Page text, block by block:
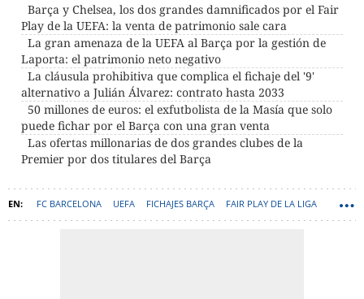
Barça y Chelsea, los dos grandes damnificados por el Fair
Play de la UEFA: la venta de patrimonio sale cara
La gran amenaza de la UEFA al Barça por la gestión de
Laporta: el patrimonio neto negativo
La cláusula prohibitiva que complica el fichaje del '9'
alternativo a Julián Álvarez: contrato hasta 2033
50 millones de euros: el exfutbolista de la Masía que solo
puede fichar por el Barça con una gran venta
Las ofertas millonarias de dos grandes clubes de la
Premier por dos titulares del Barça
FC BARCELONA UEFA FICHAJES BARÇA FAIR PLAY DE LA LIGA